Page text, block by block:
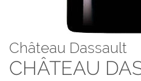
Château Dassault
CHÂTEAU